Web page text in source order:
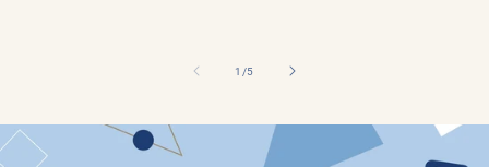
1 /von
5